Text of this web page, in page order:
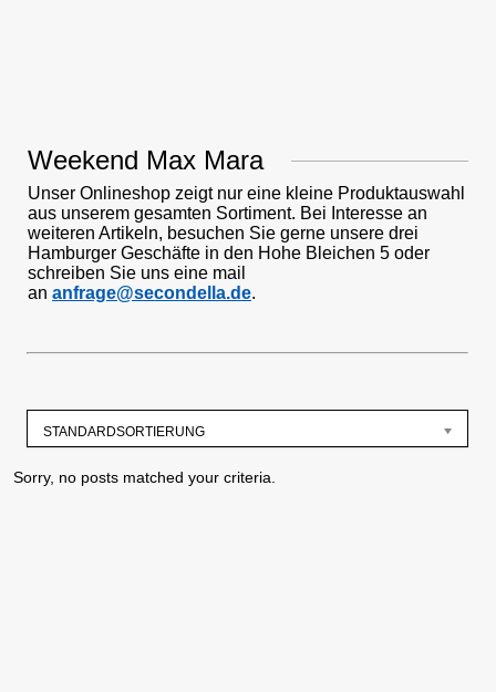
Weekend Max Mara
Unser Onlineshop zeigt nur eine kleine Produktauswahl
aus unserem gesamten Sortiment. Bei Interesse an
weiteren Artikeln, besuchen Sie gerne unsere drei
Hamburger Geschäfte in den Hohe Bleichen 5 oder
schreiben Sie uns eine mail
an anfrage@secondella.de.
STANDARDSORTIERUNG
Sorry, no posts matched your criteria.